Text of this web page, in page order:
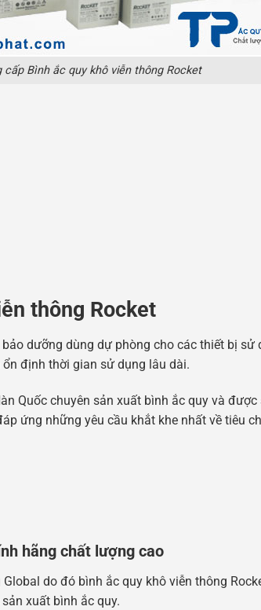
cấp Bình ắc quy khô viễn thông Rocket
thông Rocket
dưỡng dùng dự phòng cho các thiết bị sử
định thời gian sử dụng lâu dài.
Quốc chuyên sản xuất bình ắc quy và
ứng những yêu cầu khắt khe nhất về tiêu
hãng chất lượng cao
do đó bình ắc quy khô viễn thông
xuất bình ắc quy.